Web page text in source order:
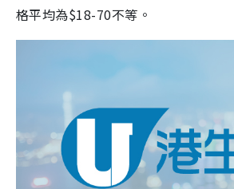
格平均為$18-70不等。